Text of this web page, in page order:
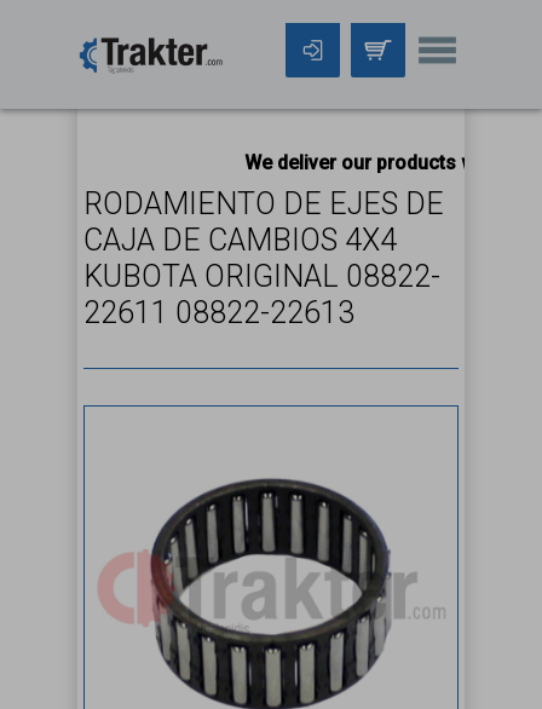
We deliver our products
RODAMIENTO DE EJES DE
CAJA DE CAMBIOS 4X4
KUBOTA ORIGINAL 08822-
22611 08822-22613